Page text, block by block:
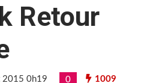
Retour
2015 0h19 0 1009